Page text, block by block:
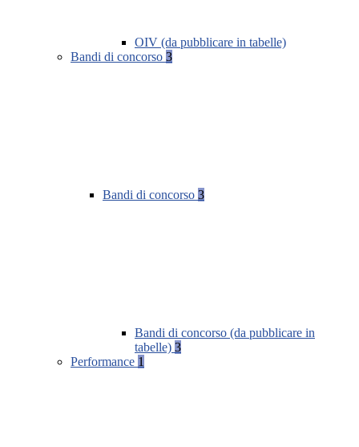
OIV (da pubblicare in tabelle)
Bandi di concorso 3
Bandi di concorso 3
Bandi di concorso (da pubblicare in
tabelle) 3
Performance 1